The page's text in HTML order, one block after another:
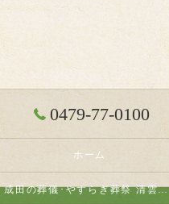
0479-77-0100
ホーム
成田の葬儀･やすらぎ葬祭 清雲の口コミ情報